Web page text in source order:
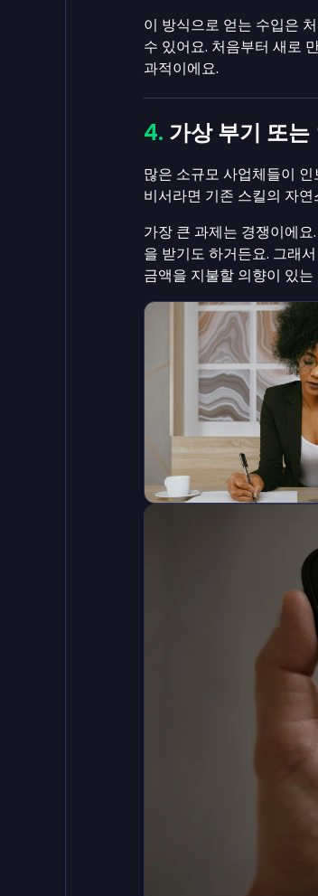
이 방식으로 얻는 수입은
수 있어요. 처음부터 새로
과적이에요.
가상 부기 또
많은 소규모 사업체들이
비서라면 기존 스킬의 자
가장 큰 과제는 경쟁이에
을 받기도 하거든요. 그래
금액을 지불할 의향이 있